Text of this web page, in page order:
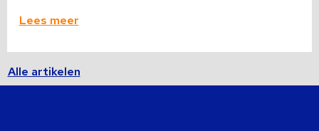
Lees meer
Alle artikelen